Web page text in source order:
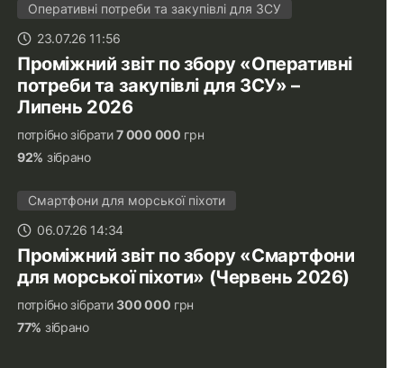
Оперативні потреби та закупівлі для ЗСУ
23.07.26 11:56
Проміжний звіт по збору «Оперативні
потреби та закупівлі для ЗСУ» –
Липень 2026
потрібно зібрати7 000 000 грн
92% зібрано
Смартфони для морської піхоти
06.07.26 14:34
Проміжний звіт по збору «Смартфони
для морської піхоти» (Червень 2026)
потрібно зібрати300 000 грн
77% зібрано